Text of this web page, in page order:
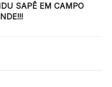
SAPÊ EM CAMPO